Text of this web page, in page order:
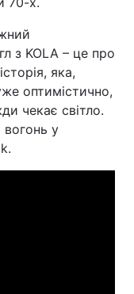
з KOLA – це про
яка,
оптимістично,
чекає світло.
вогонь у